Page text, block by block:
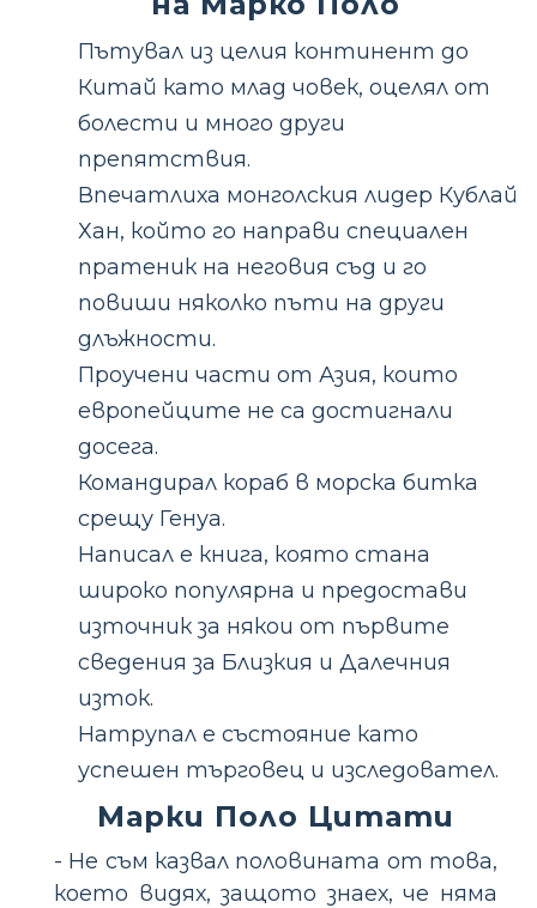
Пътувал из целия континент до
Китай като млад човек, оцелял от
болести и много други
препятствия.
Впечатлиха монголския лидер Кублай
Хан, който го направи специален
пратеник на неговия съд и го
повиши няколко пъти на други
длъжности.
Проучени части от Азия, които
европейците не са достигнали
досега.
Командирал кораб в морска битка
срещу Генуа.
Написал е книга, която стана
широко популярна и предостави
източник за някои от първите
сведения за Близкия и Далечния
изток.
Натрупал е състояние като
успешен търговец и изследовател.
Марки Поло Цитати
- Не съм казвал половината от това,
което видях, защото знаех, че няма